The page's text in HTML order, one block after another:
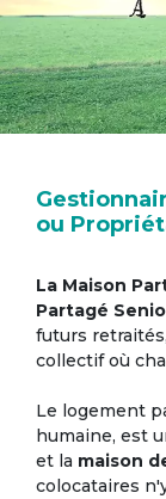
ou
La Maison
Partagé
futurs
collectif où
Le logement
humaine, est
et la maison
colocataires